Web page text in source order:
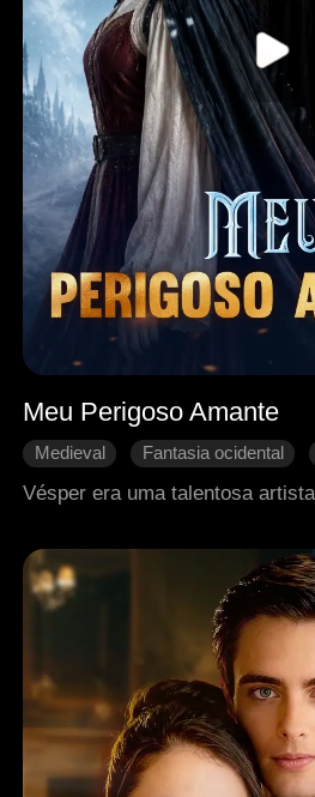
Meu Perigoso Amante
Medieval Fantasia ocidental
Identidades ocultas